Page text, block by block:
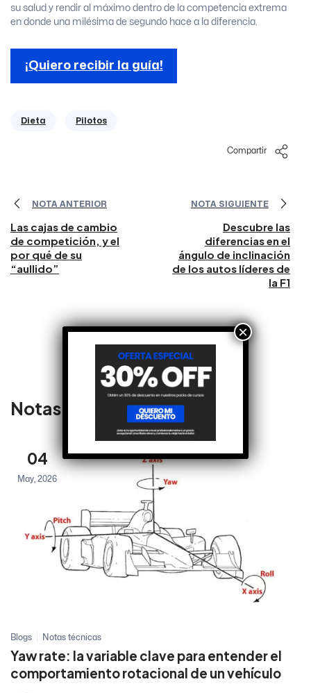
su salud y rendir al máximo dentro de la competencia extrema
en donde una milésima de segundo hace a la diferencia.
¡Quiero recibir la guía!
Dieta Pilotos
Compartir
NOTA ANTERIOR
Las cajas de cambio
de competición, y el
por qué de su
“aullido”
NOTA SIGUIENTE
Descubre las
diferencias en el
ángulo de inclinación
de los autos líderes de
la F1
Notas relacionadas
04
May, 2026
Blogs Notas técnicas
Yaw rate: la variable clave para entender el
comportamiento rotacional de un vehículo
×